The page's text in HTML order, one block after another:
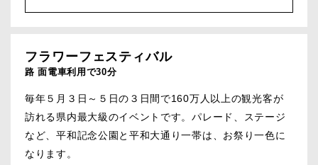
フラワーフェスティバル
路 面電車利用で30分
毎年５月３日～５日の３日間で160万人以上の観光客が
訪れる県内最大級のイベントです。パレード、ステージ
など、平和記念公園と平和大通り一帯は、お祭り一色に
なります。